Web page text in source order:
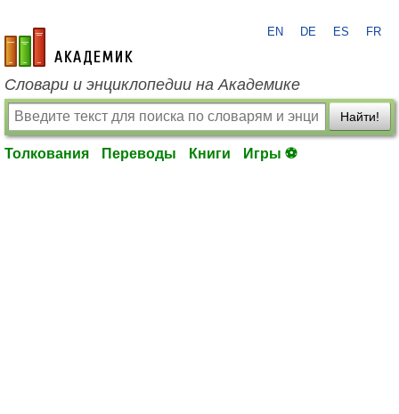
academic.ru
EN DE ES FR
Словари и энциклопедии на Академике
Найти!
Толкования Переводы Книги Игры ⚽